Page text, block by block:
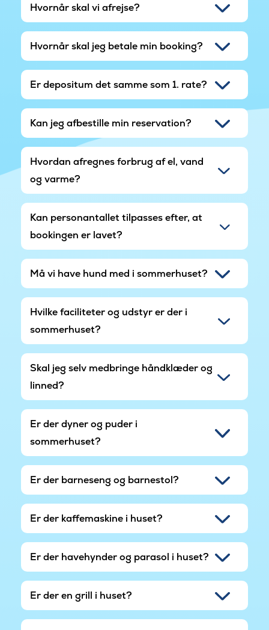
Hvornår skal vi afrejse?
Hvornår skal jeg betale min booking?
Er depositum det samme som 1. rate?
Kan jeg afbestille min reservation?
Hvordan afregnes forbrug af el, vand
og varme?
Kan personantallet tilpasses efter, at
bookingen er lavet?
Må vi have hund med i sommerhuset?
Hvilke faciliteter og udstyr er der i
sommerhuset?
Skal jeg selv medbringe håndklæder og
linned?
Er der dyner og puder i
sommerhuset?
Er der barneseng og barnestol?
Er der kaffemaskine i huset?
Er der havehynder og parasol i huset?
Er der en grill i huset?